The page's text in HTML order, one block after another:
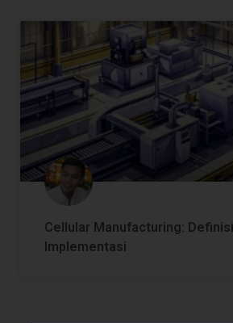
Cellular Manufacturing:
Implementasi